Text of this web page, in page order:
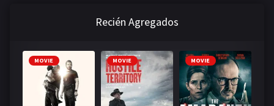
Recién Agregados
MOVIE MOVIE MOVIE